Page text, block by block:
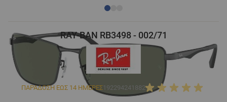
RAY-BAN RB3498 - 002/71
ΠΑΡΑΔΟΣΗ ΕΩΣ 14 ΗΜΕΡΕΣ192294241882